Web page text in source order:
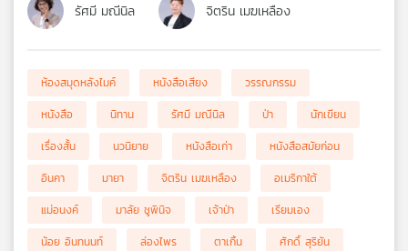
รัศมี มณีนิล จิตริน เมฆเหลือง
ห้องสมุดหลังไมค์ หนังสือเสียง
วรรณกรรม
หนังสือ
นิทาน รัศมี มณีนิล ป่า
นักเขียน
เรื่องสั้น
นวนิยาย หนังสือเก่า
หนังสือสมัยก่อน
อินคา
มายา จิตริน เมฆเหลือง
อเมริกาใต้
แม่อนงค์
มาลัย ชูพินิจ เจ้าป่า
เรียมเอง
น้อย อินทนนท์
ล่องไพร ตาเกิ้น
ศักดิ์ สุริยัน